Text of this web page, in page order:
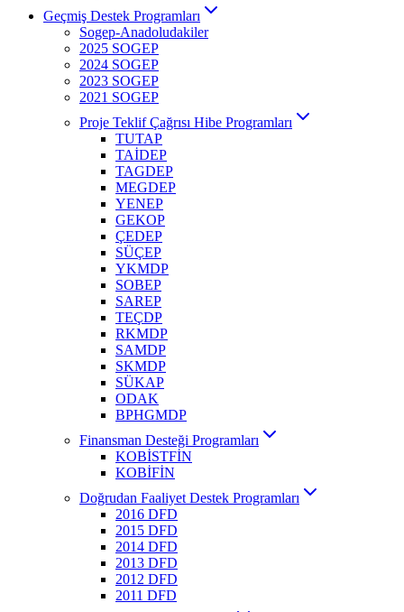
Geçmiş Destek Programları
Sogep-Anadoludakiler
2025 SOGEP
2024 SOGEP
2023 SOGEP
2021 SOGEP
Proje Teklif Çağrısı Hibe Programları
TUTAP
TAİDEP
TAGDEP
MEGDEP
YENEP
GEKOP
ÇEDEP
SÜÇEP
YKMDP
SOBEP
SAREP
TEÇDP
RKMDP
SAMDP
SKMDP
SÜKAP
ODAK
BPHGMDP
Finansman Desteği Programları
KOBİSTFİN
KOBİFİN
Doğrudan Faaliyet Destek Programları
2016 DFD
2015 DFD
2014 DFD
2013 DFD
2012 DFD
2011 DFD